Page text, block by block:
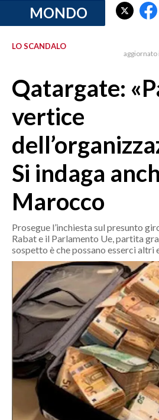
CRONACA SARDEGNA
PROVINCIA DI CAGLIARI
MEDIO CAMPIDANO
ORISTANO E PROVINCIA
SASSARI E PROVINCIA
GALLURA
NUORO E PROVINCIA
OGLIASTRA
AGENDA
ITALIA
MONDO
POLITICA
ECONOMIA
SERVIZI ALLE IMPRESE
LAVORO
BANDI
SPORT IN SARDEGNA
MONDO
LO SCANDALO
aggiornato
Qatargate:
vertice
Si indaga
Marocco
Prosegue l’inchiesta sul presunto
Rabat e il Parlamento Ue, partita
sospetto è che possano esserci